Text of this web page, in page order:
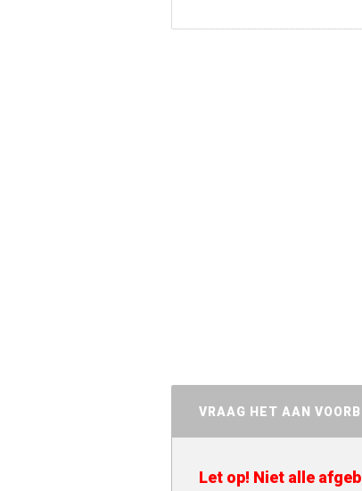
VRAAG HET AAN
Let op! Niet alle